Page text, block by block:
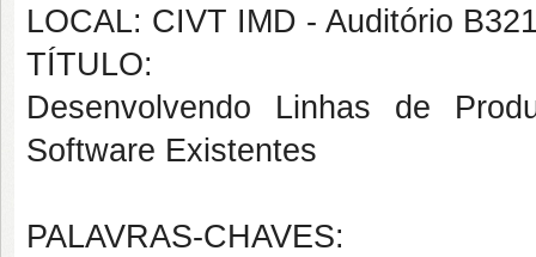
LOCAL: CIVT IMD - Auditório
TÍTULO:
Desenvolvendo Linhas de
Software Existentes
PALAVRAS-CHAVES: